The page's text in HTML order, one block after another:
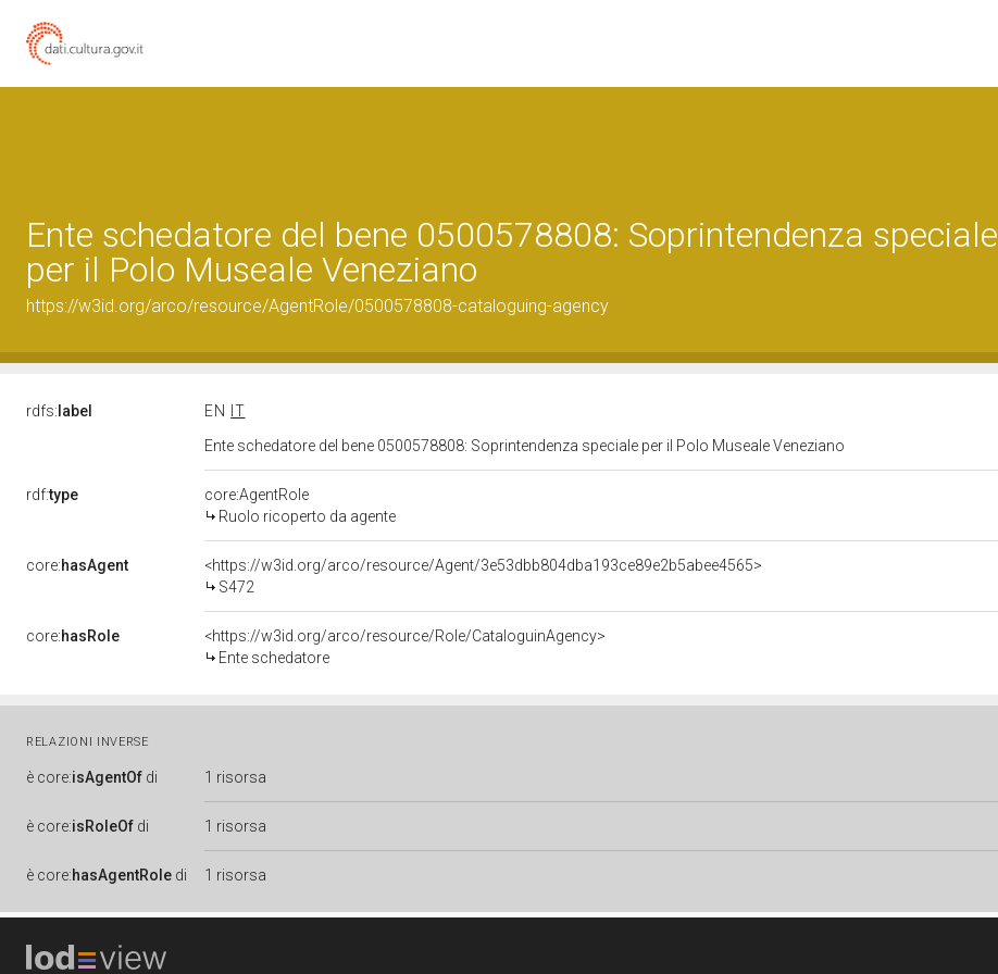
Ente schedatore del bene 0500578808: Soprintendenza speciale
per il Polo Museale Veneziano
https://w3id.org/arco/resource/AgentRole/0500578808-cataloguing-agency
rdfs: label EN
IT
Ente schedatore del bene 0500578808: Soprintendenza speciale per il Polo Museale Veneziano
rdf:type
core:AgentRole
Ruolo ricoperto da agente
core:hasAgent
<https://w3id.org/arco/resource/Agent/3e53dbb804dba193ce89e2b5abee4565>
S472
core:hasRole
<https://w3id.org/arco/resource/Role/CataloguinAgency>
Ente schedatore
RELAZIONI INVERSE
è core:isAgentOf di 1 risorsa
è core:isRoleOf di 1 risorsa
è core:hasAgentRole di 1 risorsa